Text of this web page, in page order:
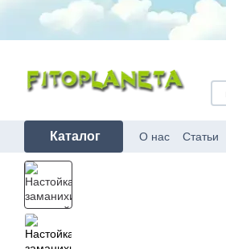
Перейти к основному контенту
Каталог О нас Статьи